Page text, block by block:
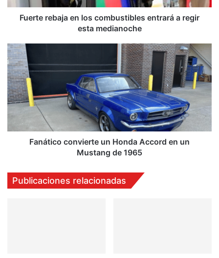
esta
medianoche
Fuerte rebaja en los combustibles entrará a regir
esta medianoche
Fanático
convierte
un
Honda
Accord
en
de
Fanático convierte un Honda Accord en un
Mustang de 1965
Publicaciones relacionadas